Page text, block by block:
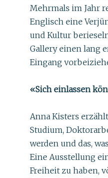
Mehrmals im Jahr
Englisch eine
und Kultur
Gallery einen lang
Eingang
«Sich einlassen
Anna Kisters
Studium,
werden und das,
Eine Ausstellung
Freiheit zu haben,